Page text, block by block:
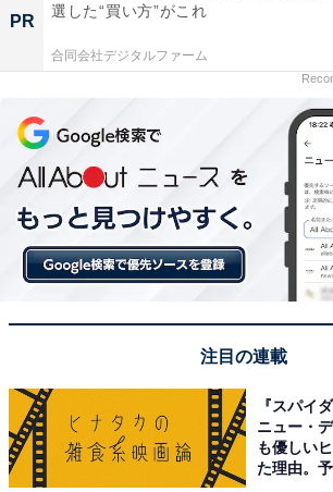
PR
選した“買い方”がこれ
合同会社デジタルファーム
注目の連載
『スパイ
ニュー・
も優しい
た理由。